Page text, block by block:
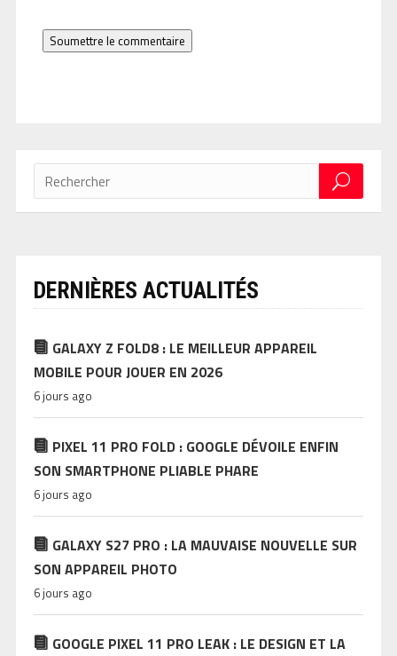
Soumettre le commentaire
DERNIÈRES ACTUALITÉS
GALAXY Z FOLD8 : LE MEILLEUR APPAREIL
MOBILE POUR JOUER EN 2026
6 jours ago
PIXEL 11 PRO FOLD : GOOGLE DÉVOILE ENFIN
SON SMARTPHONE PLIABLE PHARE
6 jours ago
GALAXY S27 PRO : LA MAUVAISE NOUVELLE SUR
SON APPAREIL PHOTO
6 jours ago
GOOGLE PIXEL 11 PRO LEAK : LE DESIGN ET LA